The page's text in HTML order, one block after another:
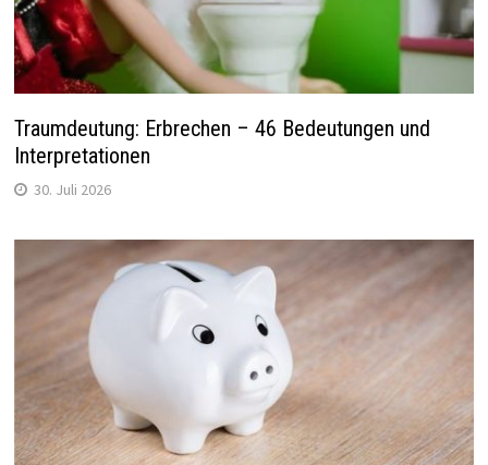
Traumdeutung: Erbrechen – 46 Bedeutungen und
Interpretationen
30. Juli 2026